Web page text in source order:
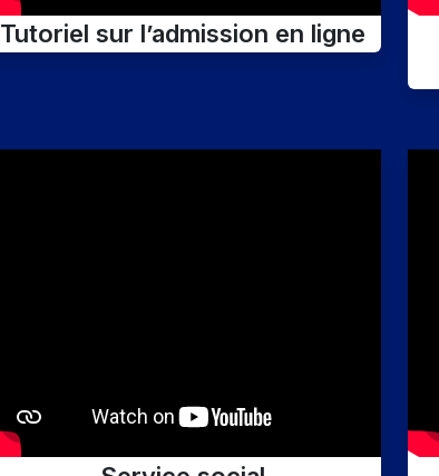
Tutoriel sur l’admission en ligne